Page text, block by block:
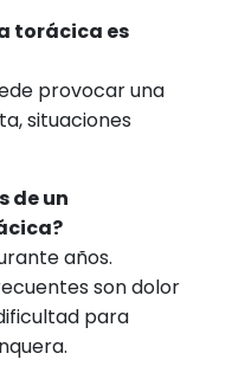
torácica es
provocar una
situaciones
de un
años.
son dolor
para